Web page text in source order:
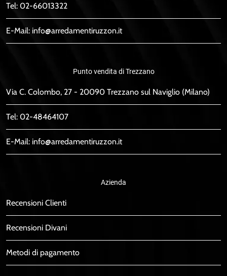
Tel: 02-66013322
E-Mail: info@arredamentiruzzon.it
Punto vendita di Trezzano
Via C. Colombo, 27 - 20090 Trezzano sul Naviglio (Milano)
Tel: 02-48464107
E-Mail: info@arredamentiruzzon.it
Azienda
Recensioni Clienti
Recensioni Divani
Metodi di pagamento